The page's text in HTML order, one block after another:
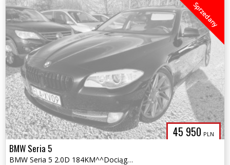
45 950 PLN
Sprzedany
BMW Seria 5
BMW Seria 5 2.0D 184KM^^Dociągi^^Bi-Xenon^^Head Up^^Navi^^Wyposazona^^